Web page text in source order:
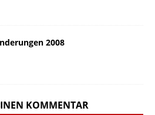
2008
KOMMENTAR